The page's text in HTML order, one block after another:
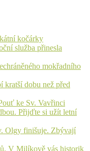
kočárky
služba přinesla
mokřadního
kratší dobu než před
ke Sv. Vavřinci
Přijďte si užít letní
Olgy finišuje. Zbývají
V Milíkově vás historik